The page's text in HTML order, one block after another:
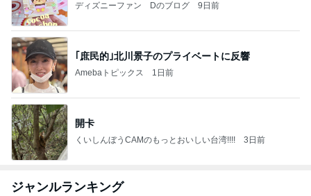
ディズニーファン Dのブログ 9日前
｢庶民的｣北川景子のプライベートに反響
Amebaトピックス 1日前
開卡
くいしんぼうCAMのもっとおいしい台湾!!!! 3日前
ジャンルランキング